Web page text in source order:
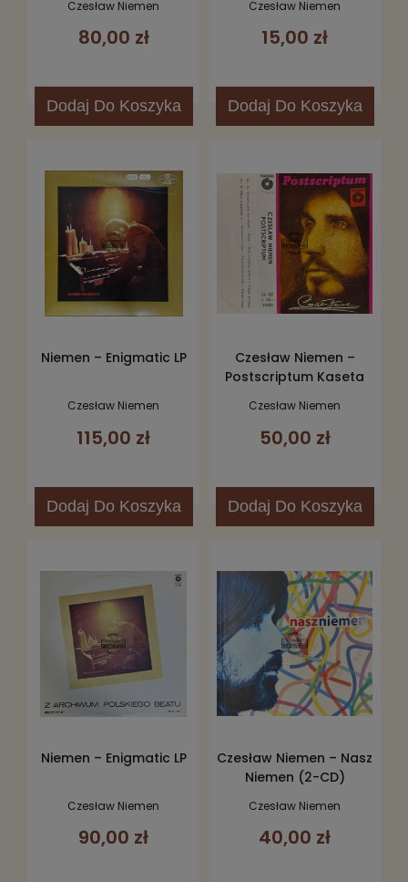
Czesław Niemen
80,00 zł
Dodaj Do Koszyka
Czesław Niemen
15,00 zł
Dodaj Do Koszyka
Niemen – Enigmatic LP
Czesław Niemen
115,00 zł
Dodaj Do Koszyka
Czesław Niemen –
Postscriptum Kaseta
Czesław Niemen
50,00 zł
Dodaj Do Koszyka
Niemen – Enigmatic LP
Czesław Niemen
90,00 zł
Czesław Niemen – Nasz
Niemen (2-CD)
Czesław Niemen
40,00 zł